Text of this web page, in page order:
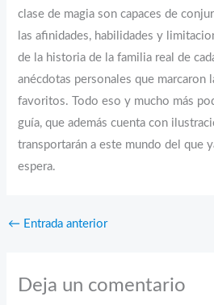
clase de magia son capaces de
las afinidades, habilidades y
de la historia de la familia real de
anécdotas personales que marcaron
favoritos. Todo eso y mucho más
guía, que además cuenta con
transportarán a este mundo del que
espera.
← Entrada anterior
Deja un comentario